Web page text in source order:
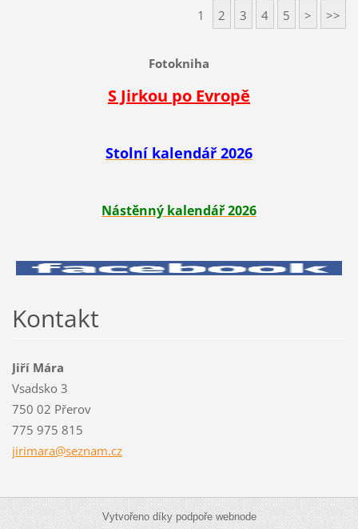
1 2 3 4 5 > >>
Fotokniha
S Jirkou po Evropě
Stolní kalendář 2026
Nástěnný kalendář 2026
Kontakt
Jiří Mára
Vsadsko 3
750 02 Přerov
775 975 815
jirimara@seznam.cz
Vytvořeno díky podpoře webnode